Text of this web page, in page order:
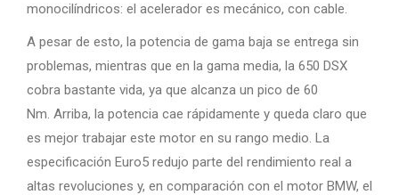
monocilíndricos: el acelerador es mecánico, con cable.
A pesar de esto, la potencia de gama baja se entrega sin
problemas, mientras que en la gama media, la 650 DSX
cobra bastante vida, ya que alcanza un pico de 60
Nm. Arriba, la potencia cae rápidamente y queda claro que
es mejor trabajar este motor en su rango medio. La
especificación Euro5 redujo parte del rendimiento real a
altas revoluciones y, en comparación con el motor BMW, el